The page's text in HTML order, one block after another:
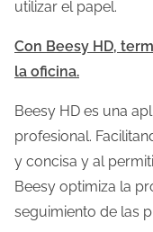
r
a
d
l
a
e
n
t
utilizar el papel.
Con Beesy HD,
la oficina.
Beesy HD es una
profesional.
y concisa y al
Beesy optimiza la
seguimiento de las